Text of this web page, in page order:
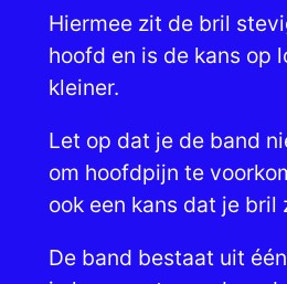
b
a
a
t
a
l
Hiermee zit de bril
hoofd en is de kans op
kleiner.
Let op dat je de band
om hoofdpijn te
ook een kans dat je bril
De band bestaat uit